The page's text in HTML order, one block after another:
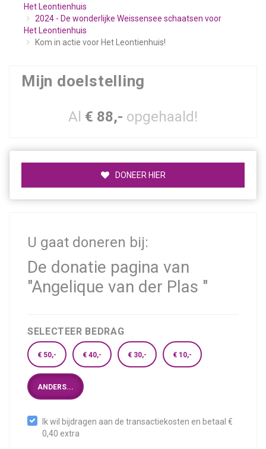
Het Leontienhuis
2024 - De wonderlijke Weissensee schaatsen voor
Het Leontienhuis
Kom in actie voor Het Leontienhuis!
Mijn doelstelling
Al € 88,- opgehaald!
DONEER HIER
U gaat doneren bij:
De donatie pagina van
"Angelique van der Plas "
SELECTEER BEDRAG
€ 50,- € 40,- € 30,- € 10,-
ANDERS...
Ik wil bijdragen aan de transactiekosten en betaal €
0,40 extra